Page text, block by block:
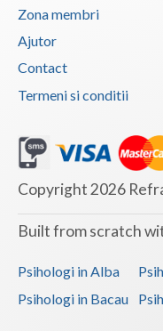
Psihoterapie -
Psihoterapie -
Psihoterapie -
Psihoterapie -
Psihoterapie -
Psihoterapie -
Psihoterapie -
Terapii de scurta
Zona membri
Ajutor
Contact
Termeni si conditii
Copyright 2026
Built from scratch
Psihologi in Alba
Psihologi in Bacau